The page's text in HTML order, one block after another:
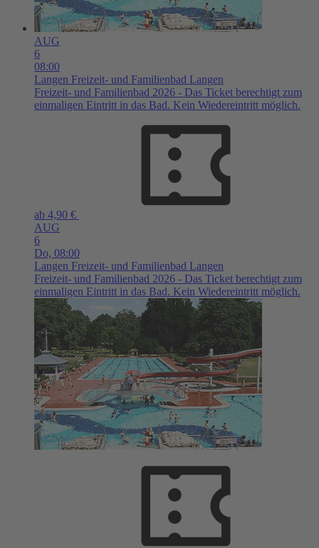
AUG
6
08:00
Langen Freizeit- und Familienbad Langen
Freizeit- und Familienbad 2026 - Das Ticket berechtigt zum
einmaligen Eintritt in das Bad. Kein Wiedereintritt möglich.
ab 4,90 €
AUG
6
Do, 08:00
Langen Freizeit- und Familienbad Langen
Freizeit- und Familienbad 2026 - Das Ticket berechtigt zum
einmaligen Eintritt in das Bad. Kein Wiedereintritt möglich.